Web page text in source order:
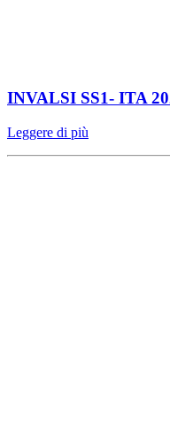
INVALSI SS1- ITA
Leggere di più